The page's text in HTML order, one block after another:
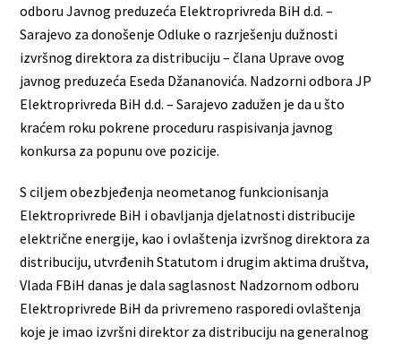
odboru Javnog preduzeća Elektroprivreda BiH d.d. –
Sarajevo za donošenje Odluke o razrješenju dužnosti
izvršnog direktora za distribuciju – člana Uprave ovog
javnog preduzeća Eseda Džananovića. Nadzorni odbora JP
Elektroprivreda BiH d.d. – Sarajevo zadužen je da u što
kraćem roku pokrene proceduru raspisivanja javnog
konkursa za popunu ove pozicije.
S ciljem obezbjeđenja neometanog funkcionisanja
Elektroprivrede BiH i obavljanja djelatnosti distribucije
električne energije, kao i ovlaštenja izvršnog direktora za
distribuciju, utvrđenih Statutom i drugim aktima društva,
Vlada FBiH danas je dala saglasnost Nadzornom odboru
Elektroprivrede BiH da privremeno rasporedi ovlaštenja
koje je imao izvršni direktor za distribuciju na generalnog